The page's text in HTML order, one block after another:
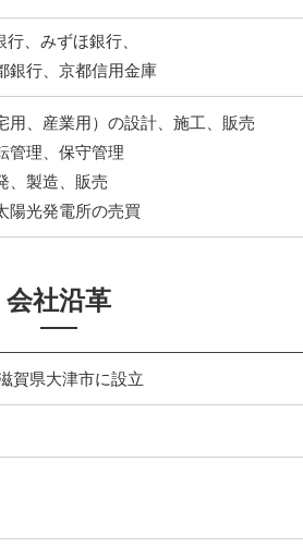
、みずほ銀行、
銀行、京都信用金庫
用、産業用）の設計、施工、販売
管理、保守管理
、製造、販売
陽光発電所の売買
会社沿革
賀県大津市に設立